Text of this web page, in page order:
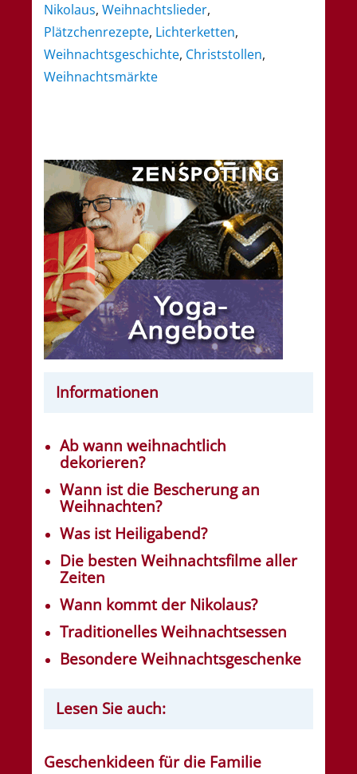
Nikolaus, Weihnachtslieder,
Plätzchenrezepte, Lichterketten,
Weihnachtsgeschichte, Christstollen,
Weihnachtsmärkte
Informationen
Ab wann weihnachtlich
dekorieren?
Wann ist die Bescherung an
Weihnachten?
Was ist Heiligabend?
Die besten Weihnachtsfilme aller
Zeiten
Wann kommt der Nikolaus?
Traditionelles Weihnachtsessen
Besondere Weihnachtsgeschenke
Lesen Sie auch:
Geschenkideen für die Familie